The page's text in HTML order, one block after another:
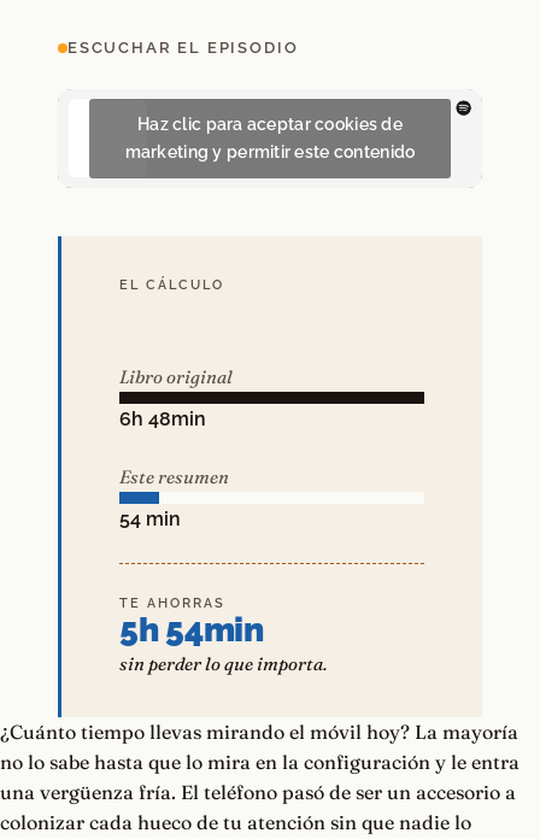
ESCUCHAR EL EPISODIO
Haz clic para aceptar cookies de
marketing y permitir este contenido
EL CÁLCULO
Libro original
6h 48min
Este resumen
54 min
TE AHORRAS
5h 54min
sin perder lo que importa.
¿Cuánto tiempo llevas mirando el móvil hoy? La mayoría
no lo sabe hasta que lo mira en la configuración y le entra
una vergüenza fría. El teléfono pasó de ser un accesorio a
colonizar cada hueco de tu atención sin que nadie lo